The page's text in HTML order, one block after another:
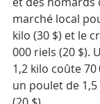
marché local
kilo (30 $) et le
000 riels (20
1,2 kilo coûte 70
un poulet de 1,5